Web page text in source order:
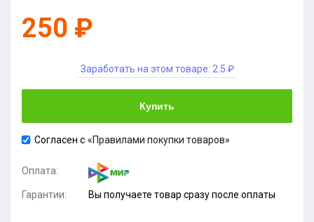
250 ₽
Заработать на этом товаре: 2.5 ₽
Купить
Согласен с «Правилами покупки товаров»
Оплата:
Гарантии: Вы получаете товар сразу после оплаты